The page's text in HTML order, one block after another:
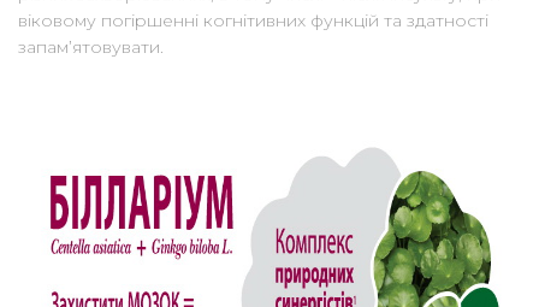
віковому погіршенні когнітивних функцій та здатності
запам’ятовувати.